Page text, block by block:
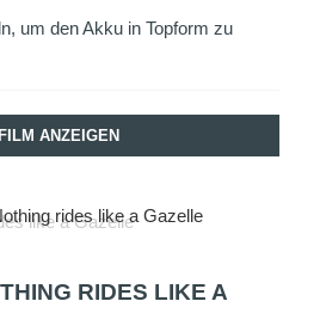
um den Akku in Topform zu
FILM ANZEIGEN
rides like a Gazelle
RIDES LIKE A